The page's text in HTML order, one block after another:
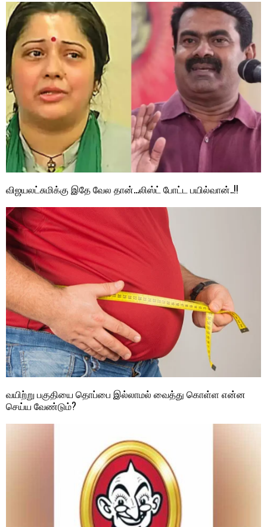
விஜயலட்சுமிக்கு இதே வேல தான்…லிஸ்ட் போட்ட பயில்வான்..!!
வயிற்று பகுதியை தொப்பை இல்லாமல் வைத்து கொள்ள என்ன
செய்ய வேண்டும்?